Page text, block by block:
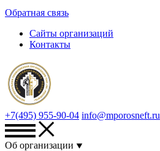
Обратная связь
Сайты организаций
Контакты
+7(495) 955-90-04 info@mporosneft.ru
Об организации